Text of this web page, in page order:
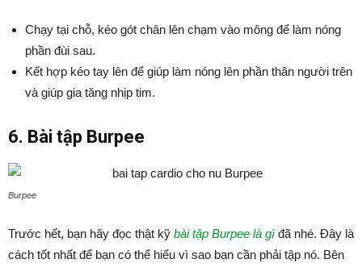
Chạy tại chỗ, kéo gót chân lên chạm vào mông để làm nóng
phần đùi sau.
Kết hợp kéo tay lên để giúp làm nóng lên phần thân người trên
và giúp gia tăng nhịp tim.
6. Bài tập Burpee
Burpee
Trước hết, bạn hãy đọc thật kỹ bài tập Burpee là gì đã nhé. Đây là
cách tốt nhất để bạn có thể hiểu vì sao bạn cần phải tập nó. Bên